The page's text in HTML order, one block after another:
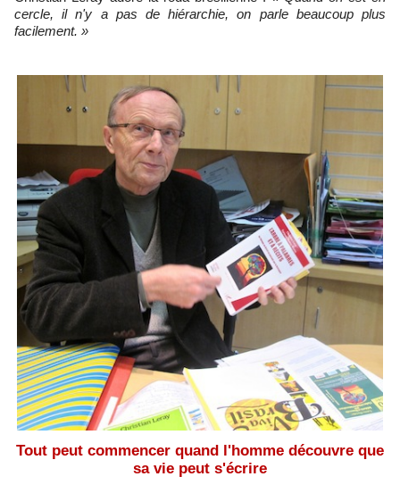
cercle, il n'y a pas de hiérarchie, on parle beaucoup plus
facilement. »
Tout peut commencer quand l'homme découvre que
sa vie peut s'écrire